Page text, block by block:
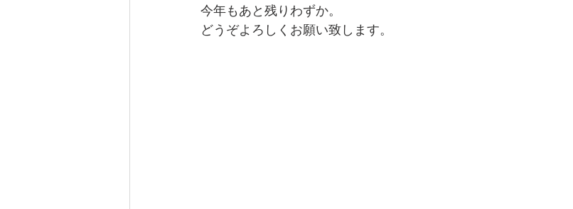
今年もあと残りわずか。
どうぞよろしくお願い致します。